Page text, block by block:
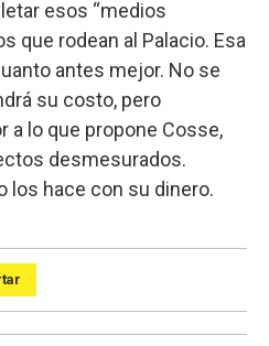
esos “medios
que rodean al Palacio. Esa
antes mejor. No se
su costo, pero
a lo que propone Cosse,
desmesurados.
los hace con su dinero.